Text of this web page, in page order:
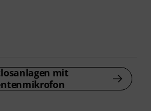
mit